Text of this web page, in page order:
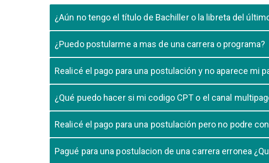
¿Aún no tengo el título de Bachiller o la libreta del
cursando el ultimo año.
¿Puedo postularme a mas de una carrera o programa?
Realicé el pago para una postulación y no aparece mi
pago, debe comunicarse con su unidad de admisión e indicar
¿Qué puedo hacer si mi codigo CPT o el canal
su postulación.
Realicé el pago para una postulación pero no podre
Pagué para una postulacion de una carrera erronea